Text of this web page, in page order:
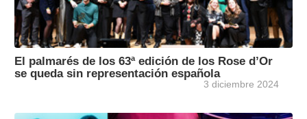
El palmarés de los 63ª edición de los Rose d’Or
se queda sin representación española
3 diciembre 2024